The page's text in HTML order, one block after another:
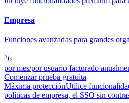
Empresa
Funciones avanzadas para grandes
$6
por mes/por usuario facturado
Comenzar prueba gratuita
Máxima protecciónUtilice
políticas de empresa, el SSO sin